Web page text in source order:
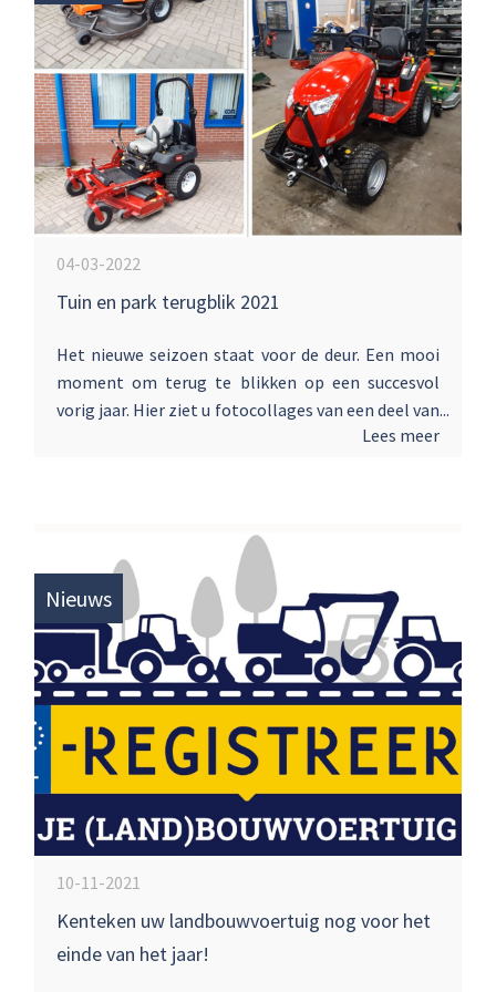
04-03-2022
Tuin en park terugblik 2021
Het nieuwe seizoen staat voor de deur. Een mooi
moment om terug te blikken op een succesvol
vorig jaar. Hier ziet u fotocollages van een deel van
de machines die wij mochten afleveren aan onze
Lees meer
Nieuws
10-11-2021
Kenteken uw landbouwvoertuig nog voor het
einde van het jaar!